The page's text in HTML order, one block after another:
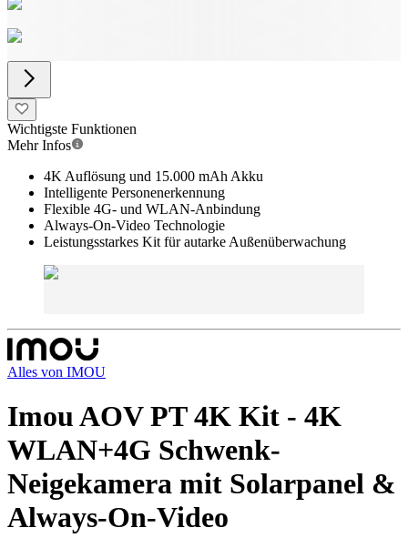
Wichtigste Funktionen
Mehr Infos
4K Auflösung und 15.000 mAh Akku
Intelligente Personenerkennung
Flexible 4G- und WLAN-Anbindung
Always-On-Video Technologie
Leistungsstarkes Kit für autarke Außenüberwachung
Alles von IMOU
Imou AOV PT 4K Kit - 4K
WLAN+4G Schwenk-
Neigekamera mit Solarpanel &
Always-On-Video